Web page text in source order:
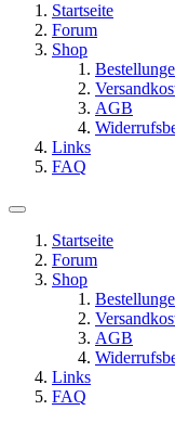
Startseite
Forum
Shop
AGB
Links
FAQ
Startseite
Forum
Shop
AGB
Links
FAQ